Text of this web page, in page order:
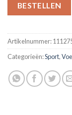
BESTELLEN
Artikelnummer:
Categorieën:Sport,